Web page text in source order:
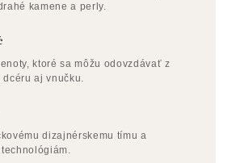
kamene a perly.
ktoré sa môžu odovzdávať z
dcéru aj vnučku.
dizajnérskemu tímu a